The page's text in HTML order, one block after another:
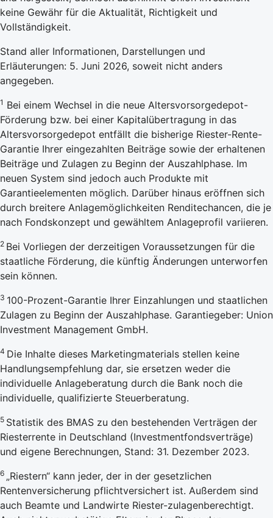
keine Gewähr für die Aktualität, Richtigkeit und
Vollständigkeit.
Stand aller Informationen, Darstellungen und
Erläuterungen: 5. Juni 2026, soweit nicht anders
angegeben.
1 Bei einem Wechsel in die neue Altersvorsorgedepot-
Förderung bzw. bei einer Kapitalübertragung in das
Altersvorsorgedepot entfällt die bisherige Riester-Rente-
Garantie Ihrer eingezahlten Beiträge sowie der erhaltenen
Beiträge und Zulagen zu Beginn der Auszahlphase. Im
neuen System sind jedoch auch Produkte mit
Garantieelementen möglich. Darüber hinaus eröffnen sich
durch breitere Anlagemöglichkeiten Renditechancen, die je
nach Fondskonzept und gewähltem Anlageprofil variieren.
2 Bei Vorliegen der derzeitigen Voraussetzungen für die
staatliche Förderung, die künftig Änderungen unterworfen
sein können.
3 100-Prozent-Garantie Ihrer Einzahlungen und staatlichen
Zulagen zu Beginn der Auszahlphase. Garantiegeber: Union
Investment Management GmbH.
4 Die Inhalte dieses Marketingmaterials stellen keine
Handlungsempfehlung dar, sie ersetzen weder die
individuelle Anlageberatung durch die Bank noch die
individuelle, qualifizierte Steuerberatung.
5 Statistik des BMAS zu den bestehenden Verträgen der
Riesterrente in Deutschland (Investmentfondsverträge)
und eigene Berechnungen, Stand: 31. Dezember 2023.
6 „Riestern“ kann jeder, der in der gesetzlichen
Rentenversicherung pflichtversichert ist. Außerdem sind
auch Beamte und Landwirte Riester-zulagenberechtigt.